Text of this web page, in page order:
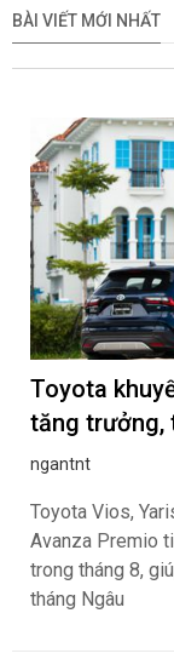
BÀI VIẾT MỚI NHẤT
Toyota
tăng trưởng,
ngantnt
Toyota Vios,
Avanza Premio
trong tháng 8,
tháng Ngâu